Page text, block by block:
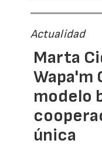
Actualidad
Marta
Wapa'm
modelo
única